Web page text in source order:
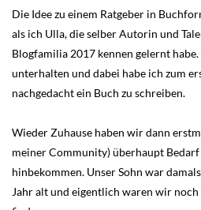
Die Idee zu einem Ratgeber in
als ich Ulla, die selber Autorin und
Blogfamilia 2017 kennen gelernt
unterhalten und dabei habe ich zum
nachgedacht ein Buch zu schreiben.
Wieder Zuhause haben wir dann
meiner Community) überhaupt
hinbekommen. Unser Sohn war
Jahr alt und eigentlich waren wir